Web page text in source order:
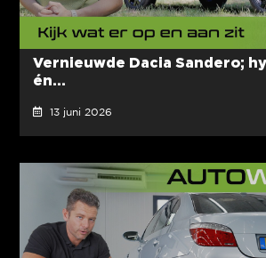
Vernieuwde Dacia Sandero;
én...
13 juni 2026